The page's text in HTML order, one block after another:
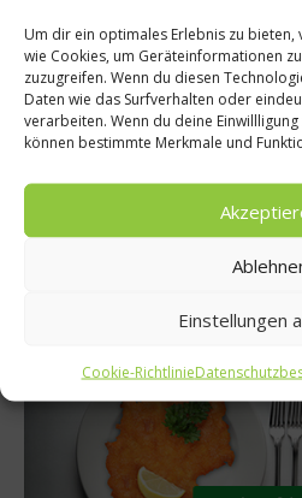
Um dir ein optimales Erlebnis zu
wie Cookies, um Geräteinformationen
zuzugreifen. Wenn du diesen
Daten wie das Surfverhalten oder
verarbeiten. Wenn du deine
können bestimmte Merkmale und
Einstellungen
Cookie-Richtlinie
Mit Marc
Was isst Deutschland